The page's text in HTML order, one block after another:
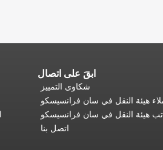
ابقَ على اتصال
شكاوى التمييز
هيئة النقل في سان فرانسيسكو
هيئة النقل في سان فرانسيسكو
اتصل بنا